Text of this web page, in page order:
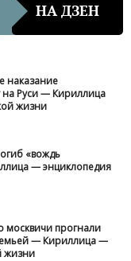
НА ДЗЕН
наказание
на Руси — Кириллица
жизни
«вождь
— энциклопедия
москвичи прогнали
— Кириллица —
жизни